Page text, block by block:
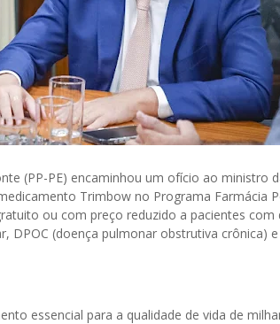
(PP-PE) encaminhou um ofício ao ministro
Trimbow no Programa Farmácia
ou com preço reduzido a pacientes com
DPOC (doença pulmonar obstrutiva crônica)
essencial para a qualidade de vida de